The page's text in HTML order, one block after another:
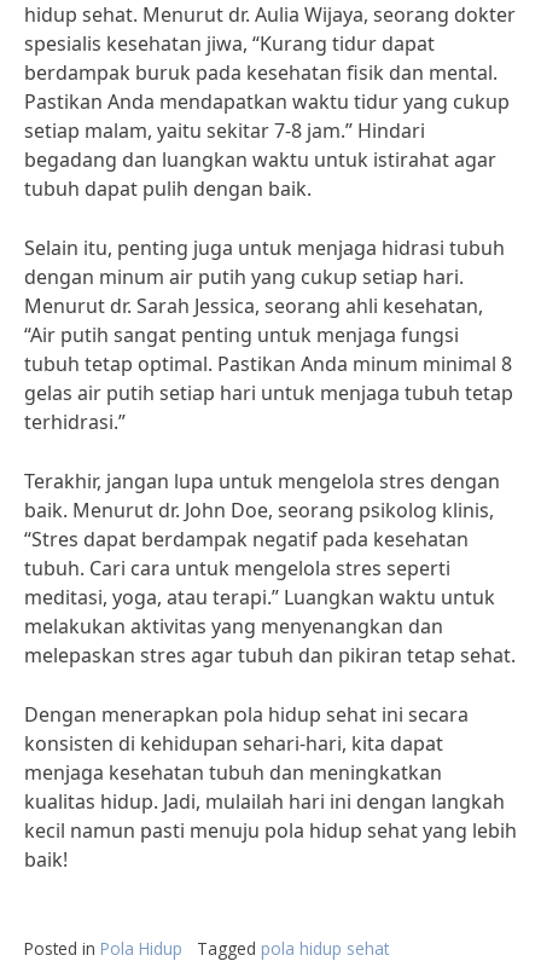
hidup sehat. Menurut dr. Aulia Wijaya, seorang dokter
spesialis kesehatan jiwa, “Kurang tidur dapat
berdampak buruk pada kesehatan fisik dan mental.
Pastikan Anda mendapatkan waktu tidur yang cukup
setiap malam, yaitu sekitar 7-8 jam.” Hindari
begadang dan luangkan waktu untuk istirahat agar
tubuh dapat pulih dengan baik.
Selain itu, penting juga untuk menjaga hidrasi tubuh
dengan minum air putih yang cukup setiap hari.
Menurut dr. Sarah Jessica, seorang ahli kesehatan,
“Air putih sangat penting untuk menjaga fungsi
tubuh tetap optimal. Pastikan Anda minum minimal 8
gelas air putih setiap hari untuk menjaga tubuh tetap
terhidrasi.”
Terakhir, jangan lupa untuk mengelola stres dengan
baik. Menurut dr. John Doe, seorang psikolog klinis,
“Stres dapat berdampak negatif pada kesehatan
tubuh. Cari cara untuk mengelola stres seperti
meditasi, yoga, atau terapi.” Luangkan waktu untuk
melakukan aktivitas yang menyenangkan dan
melepaskan stres agar tubuh dan pikiran tetap sehat.
Dengan menerapkan pola hidup sehat ini secara
konsisten di kehidupan sehari-hari, kita dapat
menjaga kesehatan tubuh dan meningkatkan
kualitas hidup. Jadi, mulailah hari ini dengan langkah
kecil namun pasti menuju pola hidup sehat yang lebih
baik!
Posted in Pola Hidup Tagged pola hidup sehat